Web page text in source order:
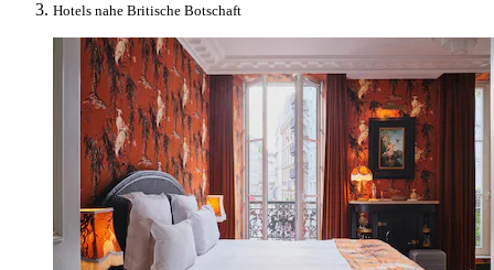
Hotels nahe Britische Botschaft